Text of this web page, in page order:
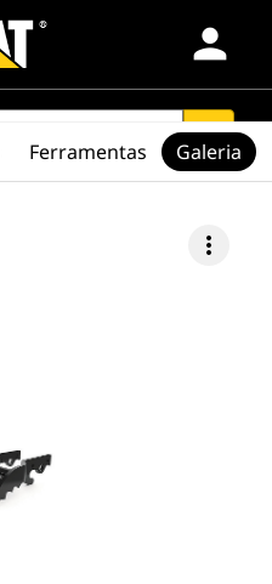
person
search
more_vert
Ferramentas Galeria